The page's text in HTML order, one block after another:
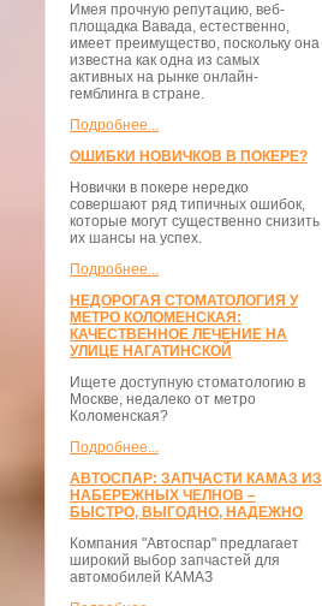
Имея прочную репутацию, веб-
площадка Вавада, естественно,
имеет преимущество, поскольку она
известна как одна из самых
активных на рынке онлайн-
гемблинга в стране.
Подробнее...
ОШИБКИ НОВИЧКОВ В ПОКЕРЕ?
Новички в покере нередко
совершают ряд типичных ошибок,
которые могут существенно снизить
их шансы на успех.
Подробнее...
НЕДОРОГАЯ СТОМАТОЛОГИЯ У
МЕТРО КОЛОМЕНСКАЯ:
КАЧЕСТВЕННОЕ ЛЕЧЕНИЕ НА
УЛИЦЕ НАГАТИНСКОЙ
Ищете доступную стоматологию в
Москве, недалеко от метро
Коломенская?
Подробнее...
АВТОСПАР: ЗАПЧАСТИ КАМАЗ ИЗ
НАБЕРЕЖНЫХ ЧЕЛНОВ –
БЫСТРО, ВЫГОДНО, НАДЕЖНО
Компания "Автоспар" предлагает
широкий выбор запчастей для
автомобилей КАМАЗ